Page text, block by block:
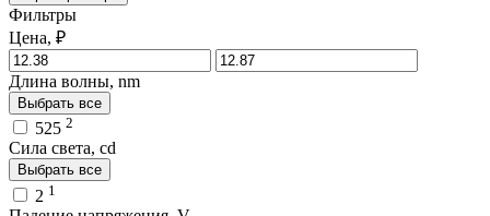
Фильтры
Цена, ₽
Длина волны, nm
Выбрать все
525 2
Сила света, cd
Выбрать все
2 1